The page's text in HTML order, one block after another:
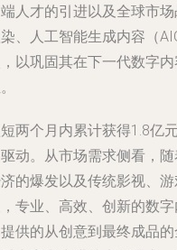
人才的引进以及全球市
、人工智能生成内容（
以巩固其在下一代数字
两个月内累计获得1.8亿
动。从市场需求侧看，
的爆发以及传统影视、
专业、高效、创新的数
供的从创意到最终成品